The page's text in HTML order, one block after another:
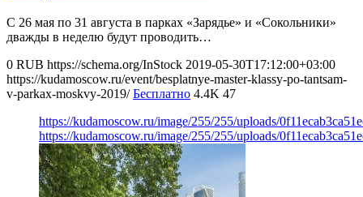
С 26 мая по 31 августа в парках «Зарядье» и «Сокольники»
дважды в неделю будут проводить…
0 RUB https://schema.org/InStock 2019-05-30T17:12:00+03:00
https://kudamoscow.ru/event/besplatnye-master-klassy-po-tantsam-
v-parkax-moskvy-2019/ Бесплатно 4.4K 47
https://kudamoscow.ru/image/255/255/uploads/
https://kudamoscow.ru/image/255/255/uploads/